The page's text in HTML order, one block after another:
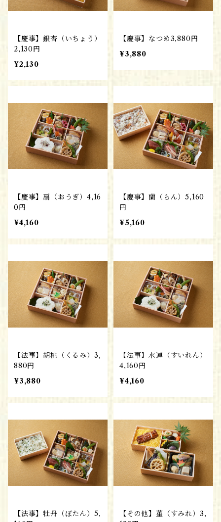
【慶事】銀杏（いちょう）
2,130円
¥2,130
【慶事】なつめ3,880円
¥3,880
【慶事】扇（おうぎ）4,16
0円
¥4,160
【慶事】蘭（らん）5,160
円
¥5,160
【法事】胡桃（くるみ）3,
880円
¥3,880
【法事】水連（すいれん）
4,160円
¥4,160
【法事】牡丹（ぼたん）5,
【その他】菫（すみれ）3,